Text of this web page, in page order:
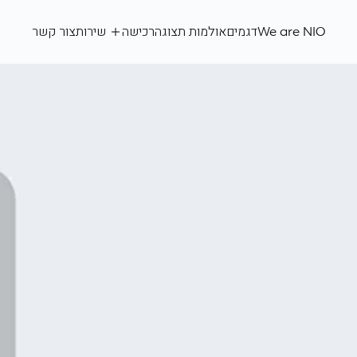
We are NIOדגמיםאולמות תצוגהרכישה שירותצור קשר are
NIO